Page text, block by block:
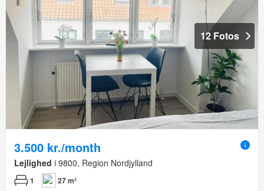
12 Fotos
3.500 kr./month
Lejlighed i 9800, Region Nordjylland
1 27 m²